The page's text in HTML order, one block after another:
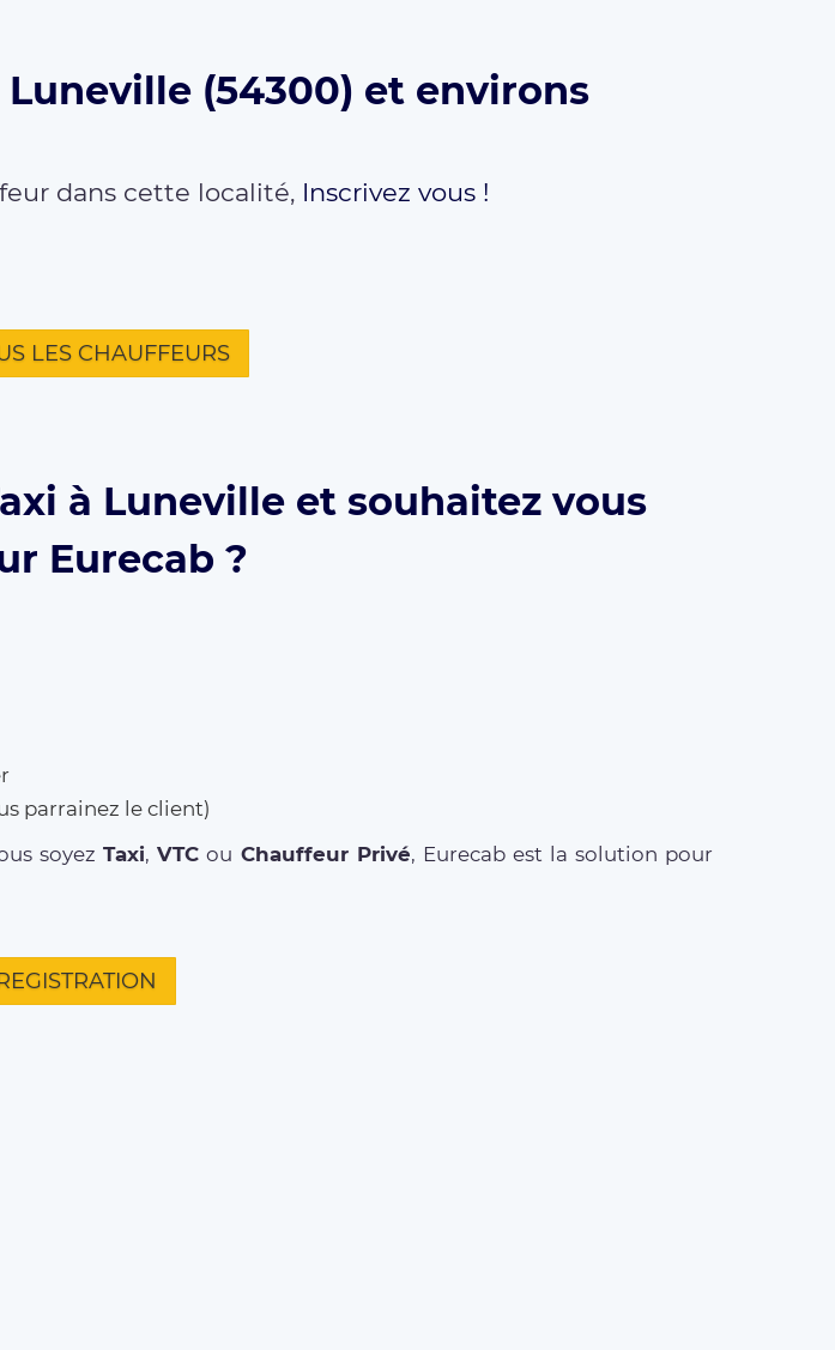
(54300) et environs
dans cette localité, Inscrivez vous !
LES CHAUFFEURS
à Luneville et souhaitez vous
Eurecab ?
parrainez le client)
soyezTaxi,VTC ou Chauffeur Privé, Eurecab est la solution pour